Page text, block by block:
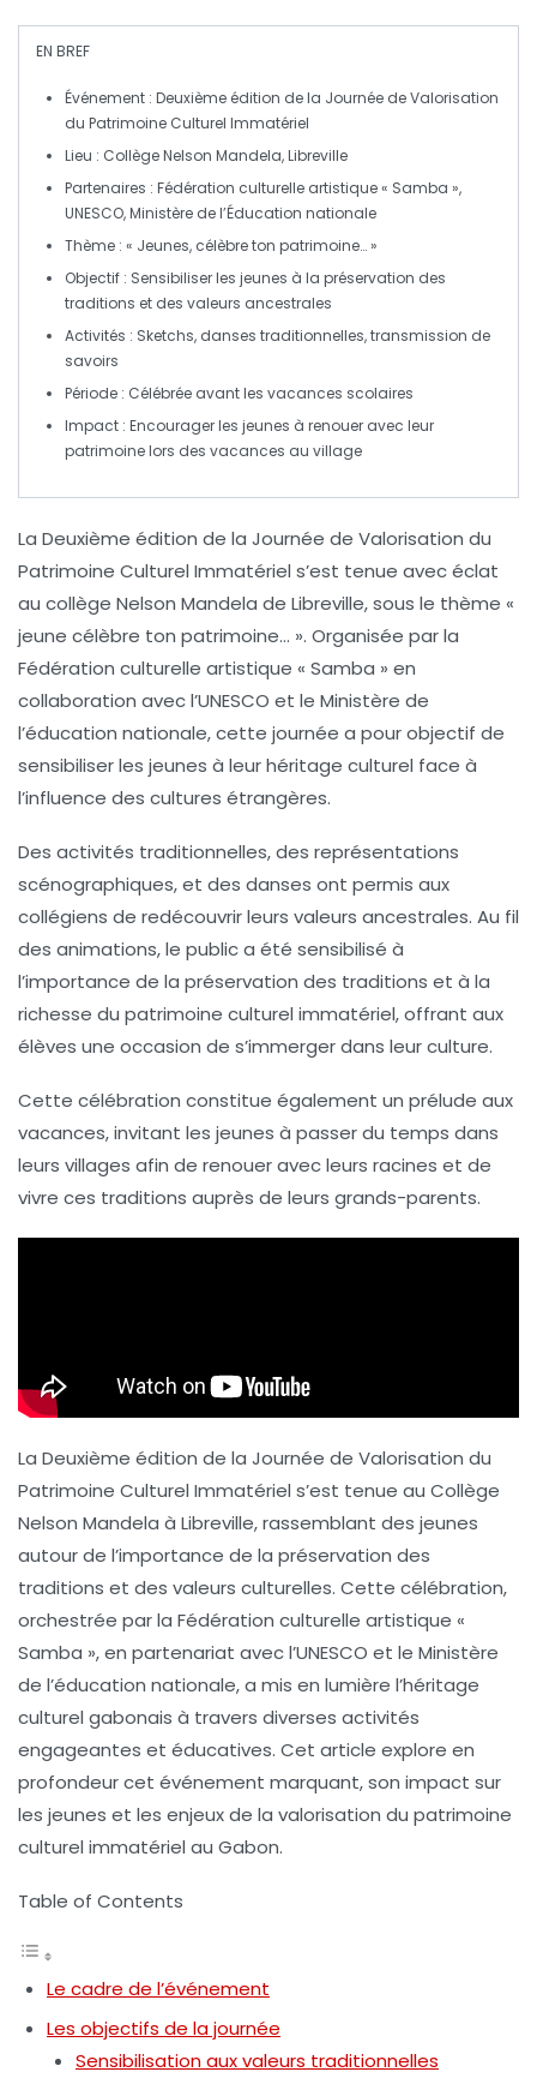
EN BREF
Événement : Deuxième édition de la Journée de Valorisation
du Patrimoine Culturel Immatériel
Lieu : Collège Nelson Mandela, Libreville
Partenaires : Fédération culturelle artistique « Samba »,
UNESCO, Ministère de l’Éducation nationale
Thème : « Jeunes, célèbre ton patrimoine… »
Objectif : Sensibiliser les jeunes à la préservation des
traditions et des valeurs ancestrales
Activités : Sketchs, danses traditionnelles, transmission de
savoirs
Période : Célébrée avant les vacances scolaires
Impact : Encourager les jeunes à renouer avec leur
patrimoine lors des vacances au village
La Deuxième édition de la Journée de Valorisation du
Patrimoine Culturel Immatériel s’est tenue avec éclat
au collège Nelson Mandela de Libreville, sous le thème «
jeune célèbre ton patrimoine… ». Organisée par la
Fédération culturelle artistique « Samba » en
collaboration avec l’UNESCO et le Ministère de
l’éducation nationale, cette journée a pour objectif de
sensibiliser les jeunes à leurhéritage culturel face à
l’influence des cultures étrangères.
Des activités traditionnelles, des représentations
scénographiques, et des danses ont permis aux
collégiens de redécouvrir leurs valeurs ancestrales. Au fil
des animations, le public a été sensibilisé à
l’importance de la préservation des traditions et à la
richesse du patrimoine culturel immatériel, offrant aux
élèves une occasion de s’immerger dans leur culture.
Cette célébration constitue également un prélude aux
vacances, invitant les jeunes à passer du temps dans
leurs villages afin de renouer avec leurs racines et de
vivre ces traditions auprès de leurs grands-parents.
La Deuxième édition de la Journée de Valorisation du
Patrimoine Culturel Immatériel s’est tenue au Collège
Nelson Mandela à Libreville, rassemblant des jeunes
autour de l’importance de la préservation des
traditions et des valeurs culturelles. Cette célébration,
orchestrée par la Fédération culturelle artistique «
Samba », en partenariat avec l’UNESCO et le Ministère
de l’éducation nationale, a mis en lumière l’héritage
culturel gabonais à travers diverses activités
engageantes et éducatives. Cet article explore en
profondeur cet événement marquant, son impact sur
les jeunes et les enjeux de la valorisation du patrimoine
culturel immatériel au Gabon.
Table of Contents
Le cadre de l’événement
Les objectifs de la journée
Sensibilisation aux valeurs traditionnelles